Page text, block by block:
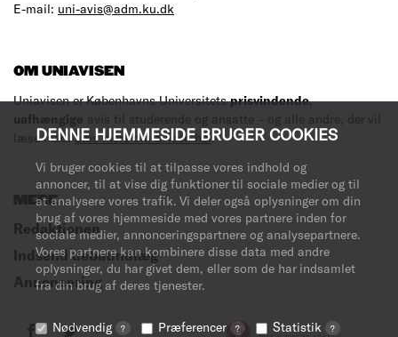
DENNE HJEMMESIDE BRUGER COOKIES
Vi bruger cookies til at tilpasse vores indhold og
annoncer, til at vise dig funktioner til sociale medier og til
at analysere vores trafik. Vi deler også oplysninger om din
brug af vores hjemmeside med vores partnere inden for
sociale medier, annonceringspartnere og analysepartnere.
Vores partnere kan kombinere disse data med andre
oplysninger, du har givet dem, eller som de har indsamlet
fra din brug af deres tjenester.
Nødvendig ? Præferencer ? Statistik ?
E-mail: uni-avis@adm.ku.dk
OM UNIAVISEN
Uniavisen er Københavns Universitetsprisvindende,
uafhængige avis til studerende og ansatte – og alle andre, der vil
læse med.Læs mere om avisen her.
MERE
Redaktionen
Indsend debatindlæg
Annoncering